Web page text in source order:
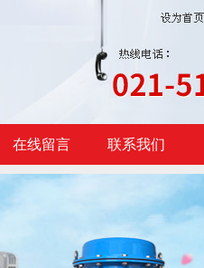
在线留言 联系我们